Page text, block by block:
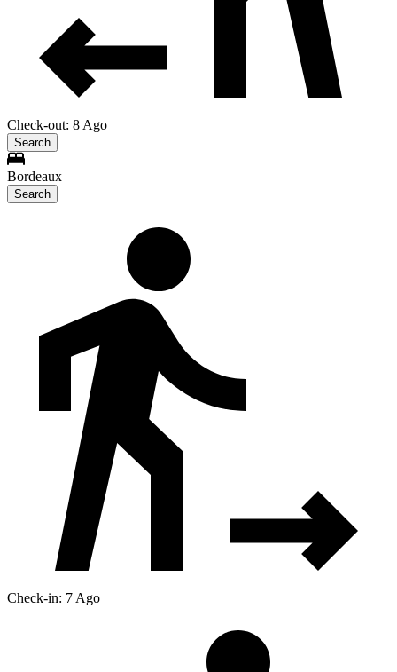
Check-out: 8 Ago
Search
Bordeaux
Search
Check-in: 7 Ago